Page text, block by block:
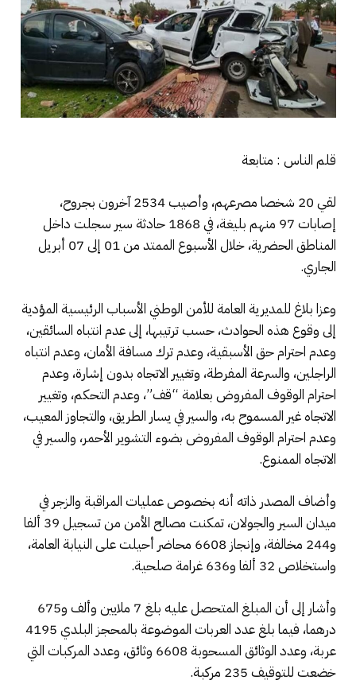
قلم الناس : متابعة
لقي 20 شخصا مصرعهم، وأصيب 2534 آخرون بجروح،
إصابات 97 منهم بليغة، في 1868 حادثة سير سجلت داخل
المناطق ‏الحضرية، خلال الأسبوع الممتد من 01 إلى 07 أبريل
الجاري.
وعزا بلاغ للمديرية العامة للأمن الوطني الأسباب الرئيسية المؤدية
إلى وقوع ‏هذه الحوادث، حسب ترتيبها، إلى عدم انتباه السائقين،
وعدم احترام حق الأسبقية، وعدم ترك مسافة الأمان، وعدم انتباه
الراجلين، والسرعة المفرطة، وتغيير الاتجاه بدون إشارة، وعدم
احترام الوقوف المفروض بعلامة “قف”، وعدم التحكم، وتغيير
الاتجاه غير المسموح به، والسير في يسار الطريق، والتجاوز المعيب،
وعدم احترام الوقوف المفروض بضوء التشوير الأحمر، والسير في
الاتجاه الممنوع.
وأضاف المصدر ذاته أنه بخصوص عمليات المراقبة والزجر في
ميدان السير والجولان، تمكنت ‏مصالح الأمن من تسجيل 39 ألفا
و244 مخالفة، وإنجاز 6608 محاضر أحيلت على النيابة العامة،
واستخلاص 32 ألفا و636 غرامة صلحية.
وأشار إلى أن المبلغ المتحصل عليه بلغ 7 ملايين وألف و675
درهما، فيما بلغ عدد العربات الموضوعة بالمحجز البلدي 4195
عربة، وعدد الوثائق المسحوبة 6608 وثائق، وعدد المركبات التي
خضعت للتوقيف 235 مركبة.